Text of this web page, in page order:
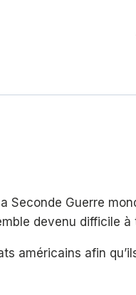
Seconde Guerre
devenu difficile à
américains afin